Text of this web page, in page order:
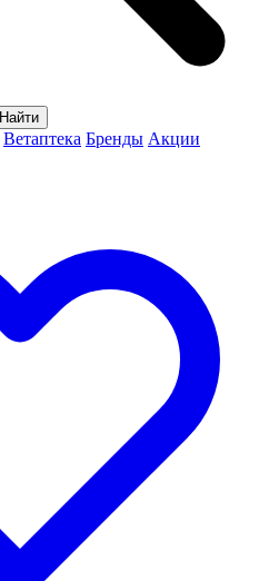
Найти
Ветаптека Бренды Акции